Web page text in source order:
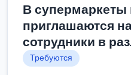
В супермаркеты
приглашаются
сотрудники в
Требуются